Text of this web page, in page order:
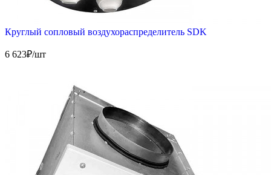
Круглый сопловый воздухораспределитель SDK
6 623₽/шт